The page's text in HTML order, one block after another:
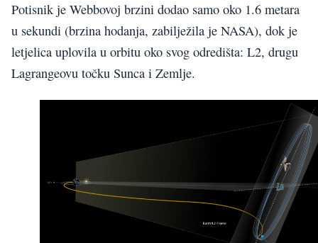
Potisnik je Webbovoj brzini dodao samo oko 1.6 metara
u sekundi (brzina hodanja, zabilježila je NASA), dok je
letjelica uplovila u orbitu oko svog odredišta: L2, drugu
Lagrangeovu točku Sunca i Zemlje.